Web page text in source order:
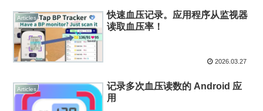
Articles
快速血压记录。应用程序从监视器
读取血压率！
2026.03.27
Articles
记录多次血压读数的 Android 应
用